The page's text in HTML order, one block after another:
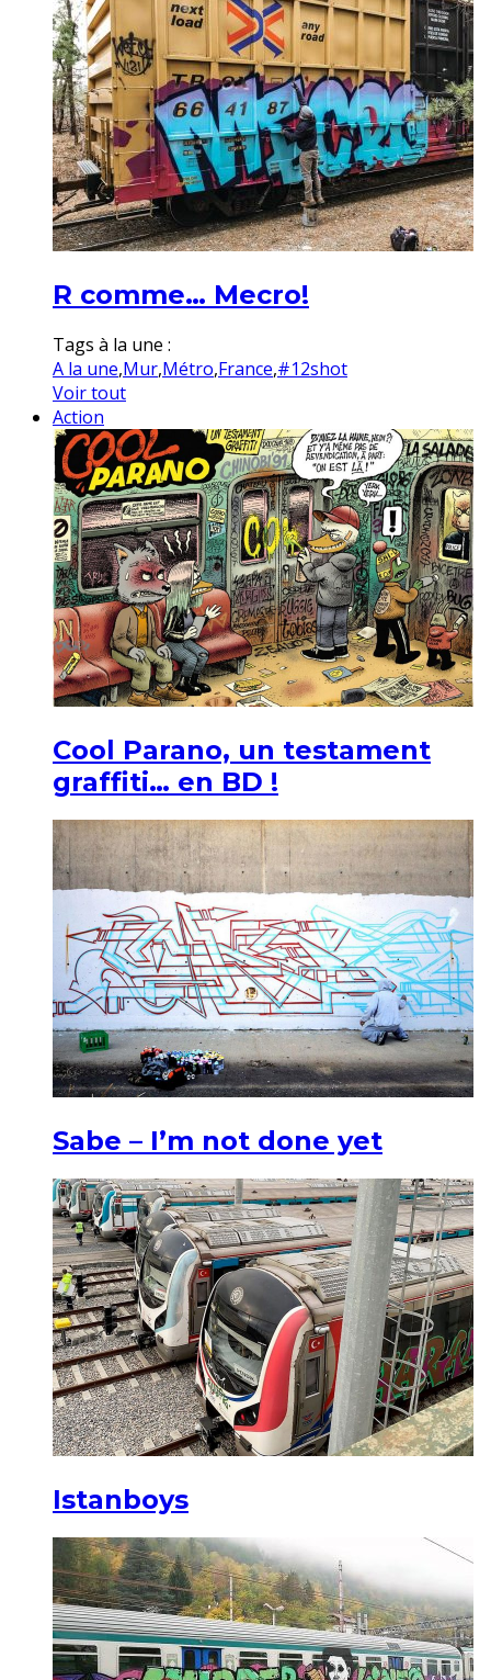
R comme… Mecro!
Tags à la une :
A la une,Mur,Métro,France,#12shot
Voir tout
Action
Cool Parano, un testament
graffiti… en BD !
Sabe – I’m not done yet
Istanboys